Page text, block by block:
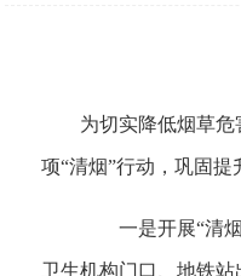
为切实降低烟草
项“清烟”行动，巩固提
一是开展“清
卫生机构门口、地铁